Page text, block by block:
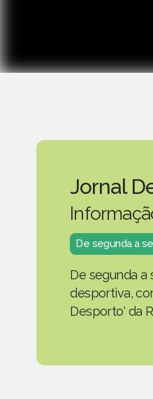
Jornal
De segunda a
De segunda a
desportiva,
Desporto' da